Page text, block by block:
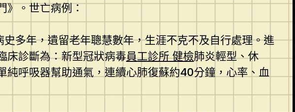
》。世亡病例：
多年，遺留老年聰慧數年，生涯不克不及自行處理。進
床診斷為：新型冠狀病毒員工診所 健檢肺炎輕型、休
呼吸器幫助通氣，連續心肺復蘇約40分鐘，心率、血